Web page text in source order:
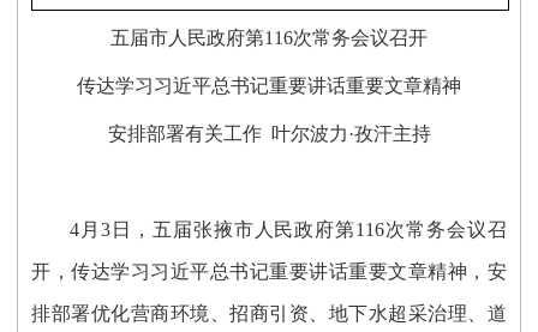
五届市人民政府第116次常务会议召开
传达学习习近平总书记重要讲话重要文章精神
安排部署有关工作 叶尔波力·孜汗主持
4月3日，五届张掖市人民政府第116次常务会议召
开，传达学习习近平总书记重要讲话重要文章精神，安
排部署优化营商环境、招商引资、地下水超采治理、道